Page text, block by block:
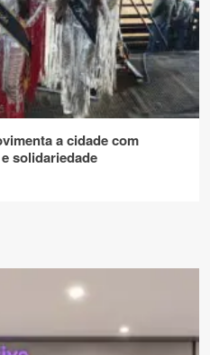
a cidade com
solidariedade